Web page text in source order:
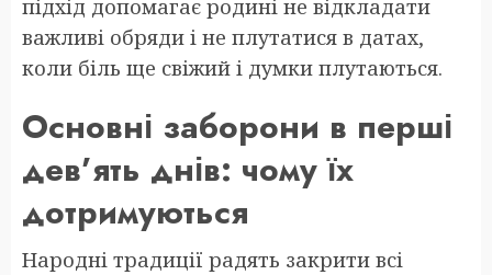
підхід допомагає родині не відкладати
важливі обряди і не плутатися в датах,
коли біль ще свіжий і думки плутаються.
Основні заборони в перші
дев’ять днів: чому їх
дотримуються
Народні традиції радять закрити всі